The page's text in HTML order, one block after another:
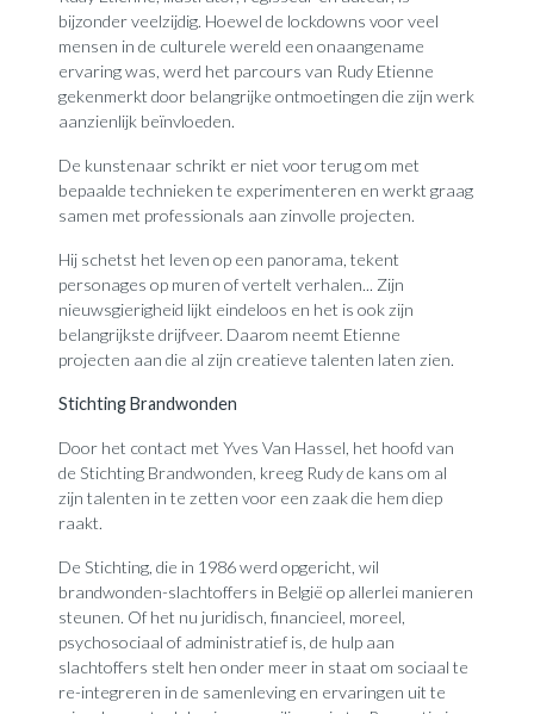
bijzonder veelzijdig. Hoewel de lockdowns voor veel
mensen in de culturele wereld een onaangename
ervaring was, werd het parcours van Rudy Etienne
gekenmerkt door belangrijke ontmoetingen die zijn werk
aanzienlijk beïnvloeden.
De kunstenaar schrikt er niet voor terug om met
bepaalde technieken te experimenteren en werkt graag
samen met professionals aan zinvolle projecten.
Hij schetst het leven op een panorama, tekent
personages op muren of vertelt verhalen... Zijn
nieuwsgierigheid lijkt eindeloos en het is ook zijn
belangrijkste drijfveer. Daarom neemt Etienne
projecten aan die al zijn creatieve talenten laten zien.
Stichting Brandwonden
Door het contact met Yves Van Hassel, het hoofd van
de Stichting Brandwonden, kreeg Rudy de kans om al
zijn talenten in te zetten voor een zaak die hem diep
raakt.
De Stichting, die in 1986 werd opgericht, wil
brandwonden-slachtoffers in België op allerlei manieren
steunen. Of het nu juridisch, financieel, moreel,
psychosociaal of administratief is, de hulp aan
slachtoffers stelt hen onder meer in staat om sociaal te
re-integreren in de samenleving en ervaringen uit te